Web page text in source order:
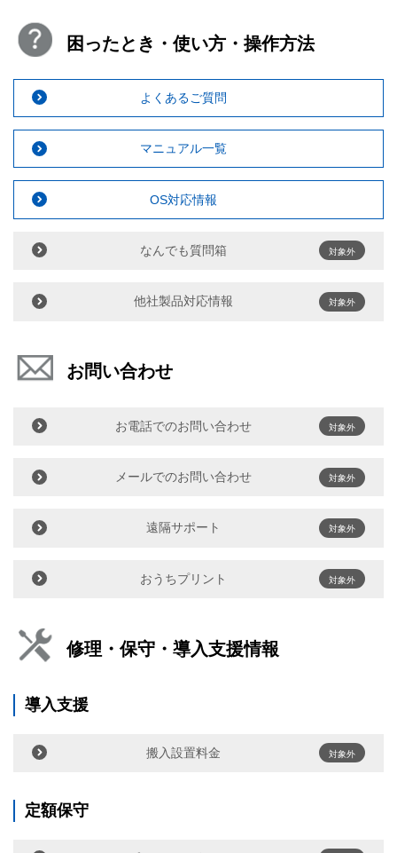
困ったとき・使い方・操作方法
よくあるご質問
マニュアル一覧
OS対応情報
なんでも質問箱 対象外
他社製品対応情報 対象外
お問い合わせ
お電話でのお問い合わせ 対象外
メールでのお問い合わせ 対象外
遠隔サポート 対象外
おうちプリント 対象外
修理・保守・導入支援情報
導入支援
搬入設置料金 対象外
定額保守